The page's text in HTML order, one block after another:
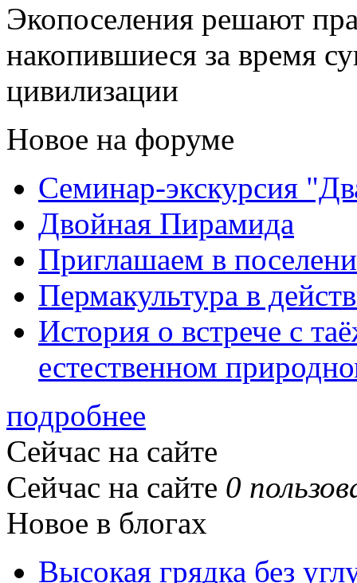
Экопоселения решают
накопившиеся за время
цивилизации
Новое на форуме
Семинар-экскурсия
Двойная Пирамида
Приглашаем в
Пермакультура в
История о встрече с
естественном
подробнее
Сейчас на сайте
Сейчас на сайте 0
Новое в блогах
Высокая грядка без